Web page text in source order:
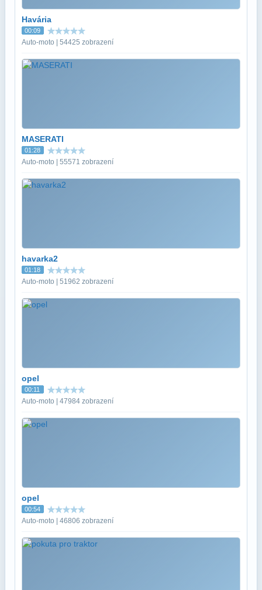
Havária
00:09
Auto-moto | 54425 zobrazení
MASERATI
01:28
Auto-moto | 55571 zobrazení
havarka2
01:18
Auto-moto | 51962 zobrazení
opel
00:11
Auto-moto | 47984 zobrazení
opel
00:54
Auto-moto | 46806 zobrazení